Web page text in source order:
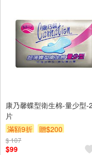
康乃馨蝶型衛生棉-量少型-
片
滿額9折
贈$200
$ 107
$99